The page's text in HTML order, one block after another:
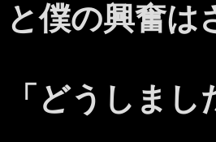
と僕の興奮は
「どうしまし